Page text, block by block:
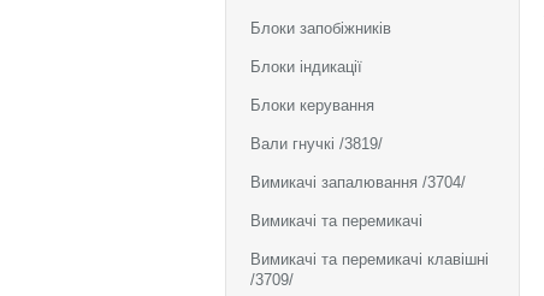
Блоки запобіжників
Блоки індикації
Блоки керування
Вали гнучкі /3819/
Вимикачі запалювання /3704/
Вимикачі та перемикачі
Вимикачі та перемикачі клавішні
/3709/